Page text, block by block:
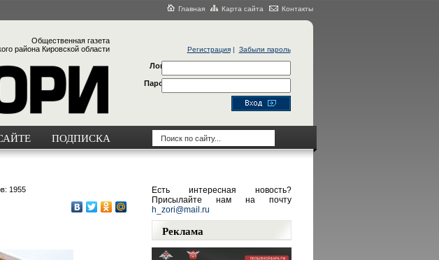
Главная Карта сайта Контакты
Общественная газета
района Кировской области
Регистрация| Забыли пароль
Логин
Пароль
ПОДПИСКА
1955
Есть интересная новость?
Присылайте нам на почту
h_zori@mail.ru
Реклама